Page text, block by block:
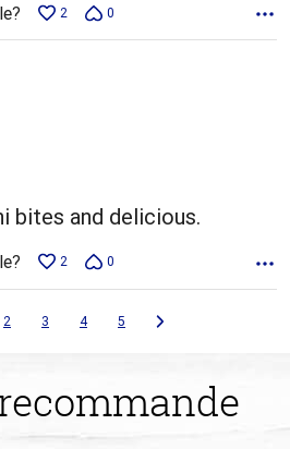
2 0
bites and delicious.
2 0
2 3 4 5